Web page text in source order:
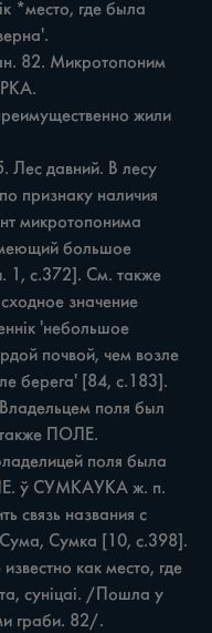
*место, где была
признаку наличия
микротопонима
большое
1, с.372]. См. также
значение
'небольшое
почвой, чем возле
берега' [84, с.183].
ПОЛЕ.
ў СУМКАУКА ж. п.
связь названия с
Сумка [10, с.398].
суніцаі. /Пошла у
граби. 82/.